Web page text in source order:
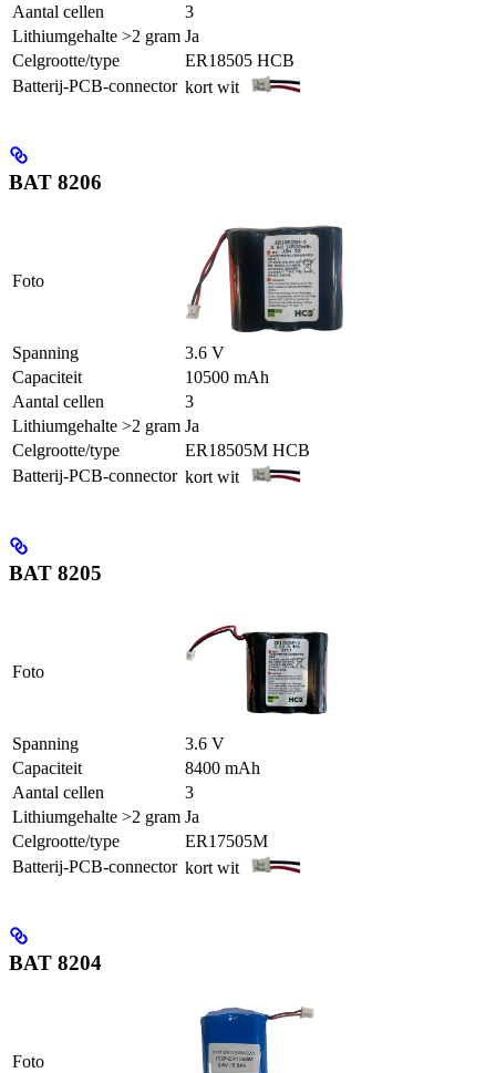
Aantal cellen
3
Lithiumgehalte >2 gram Ja
Celgrootte/type
ER18505 HCB
Batterij-PCB-connector kort wit
BAT 8206
Foto
Spanning
3.6 V
Capaciteit
10500 mAh
Aantal cellen
3
Lithiumgehalte >2 gram Ja
Celgrootte/type
ER18505M HCB
Batterij-PCB-connector kort wit
BAT 8205
Foto
Spanning
3.6 V
Capaciteit
8400 mAh
Aantal cellen
3
Lithiumgehalte >2 gram Ja
Celgrootte/type
ER17505M
Batterij-PCB-connector kort wit
BAT 8204
Foto